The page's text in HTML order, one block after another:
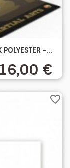
POLYESTER -...
16,00 €
favorite_border